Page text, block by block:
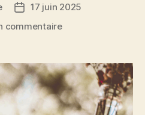
Date17 juin 2025
commentairesur